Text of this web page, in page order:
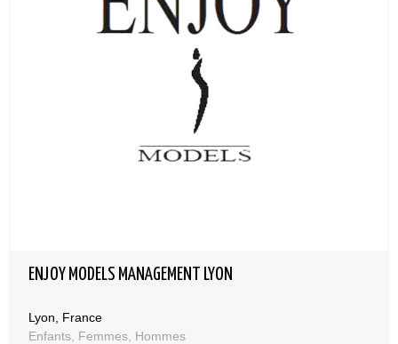
ENJOY MODELS MANAGEMENT LYON
Lyon, France
Enfants, Femmes, Hommes